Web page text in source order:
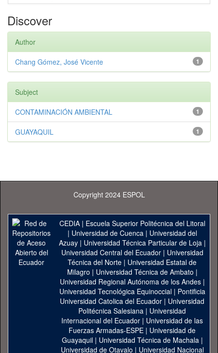
Discover
Author
1
Chang Gómez, José Vicente
Subject
1
CONTAMINACIÓN AMBIENTAL
1
GUAYAQUIL
Copyright 2024 ESPOL
CEDIA| Escuela Superior Politécnica del Litoral
| Universidad de Cuenca| Universidad del
Azuay| Universidad Técnica Particular de Loja|
Universidad Central del Ecuador| Universidad
Técnica del Norte | Universidad Estatal de
Milagro | Universidad Técnica de Ambato |
Universidad Regional Autónoma de los Andes|
Universidad Tecnológica Equinoccial| Pontificia
Universidad Catolica del Ecuador | Universidad
Politécnica Salesiana | Universidad
Internacional del Ecuador | Universidad de las
Fuerzas Armadas-ESPE | Universidad de
Guayaquil| Universidad Técnica de Machala|
Universidad de Otavalo | Universidad Nacional